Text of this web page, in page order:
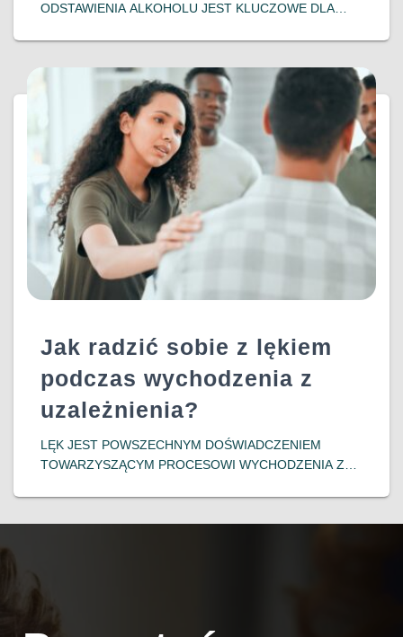
ODSTAWIENIA ALKOHOLU JEST KLUCZOWE DLA
ODPOWIEDNIE WSPARCIE MOGĄ ZNACZĄCO
POPRAWIĆ ROKOWANIA I JAKOŚĆ ŻYCIA
PACJENTÓW, POMAGAJĄC IM W POWROCIE DO
DOWIEDZ SIĘ WIĘCEJ…
Jak radzić sobie z lękiem
podczas wychodzenia z
uzależnienia?
LĘK JEST POWSZECHNYM DOŚWIADCZENIEM
TOWARZYSZĄCYM PROCESOWI WYCHODZENIA Z
INTENSYWNYMI EMOCJAMI, TAKIMI JAK NIEPOKÓJ,